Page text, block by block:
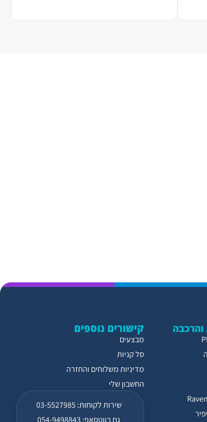
קישורים נוספים
מבצעים
סל קניות
מדיניות משלוחים והחזרה
החשבון שלי
שירות לקוחות: 03-5527985
גם בווטסאפ: 054-9498843